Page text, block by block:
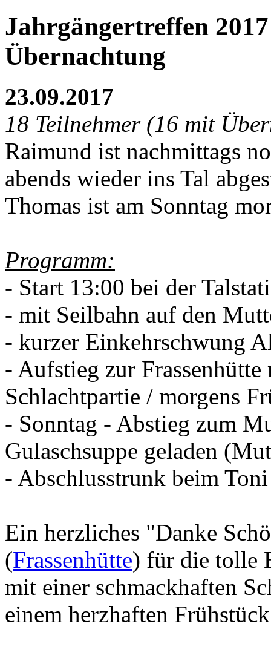
Jahrgängertreffen
Übernachtung
23.09.2017
18 Teilnehmer (16 mit
Raimund ist nachmittags
abends wieder ins Tal
Thomas ist am Sonntag
Programm:
- Start 13:00 bei der
- mit Seilbahn auf den
- kurzer Einkehrschwung
- Aufstieg zur
Schlachtpartie / morgens
- Sonntag - Abstieg zum
Gulaschsuppe geladen
- Abschlusstrunk beim
Ein herzliches "Danke
(Frassenhütte) für die tolle
mit einer schmackhaften
einem herzhaften